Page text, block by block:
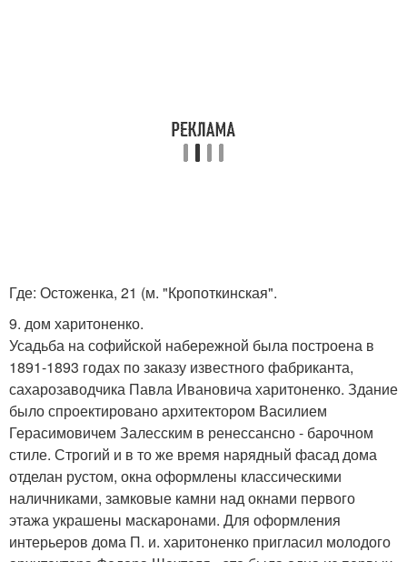
Где: Остоженка, 21 (м. "Кропоткинская".
9. дом харитоненко.
Усадьба на софийской набережной была построена в
1891-1893 годах по заказу известного фабриканта,
сахарозаводчика Павла Ивановича харитоненко. Здание
было спроектировано архитектором Василием
Герасимовичем Залесским в ренессансно - барочном
стиле. Строгий и в то же время нарядный фасад дома
отделан рустом, окна оформлены классическими
наличниками, замковые камни над окнами первого
этажа украшены маскаронами. Для оформления
интерьеров дома П. и. харитоненко пригласил молодого